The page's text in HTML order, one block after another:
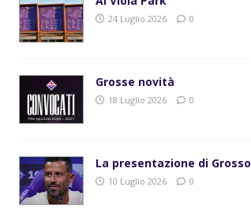
24 Luglio 2026 0
Grosse novità
18 Luglio 2026 0
La presentazione di Grosso
10 Luglio 2026 0